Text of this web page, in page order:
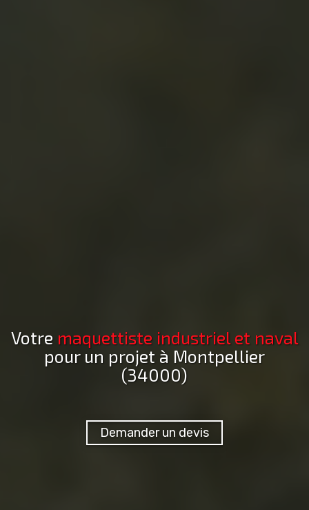
Votre maquettiste industriel et naval
pour un projet à Montpellier
(34000)
Demander un devis